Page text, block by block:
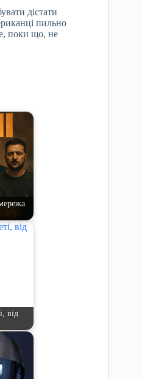
дістати
пильно
поки що, не
від